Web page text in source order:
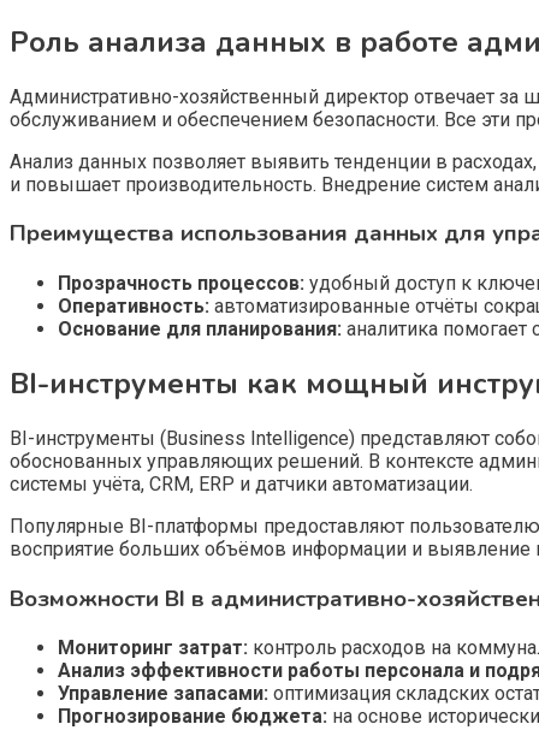
Роль анализа данных в работе
Административно-хозяйственный директор отвечает за
обслуживанием и обеспечением безопасности. Все эти
Анализ данных позволяет выявить тенденции в
и повышает производительность. Внедрение систем
Преимущества использования данных для
Прозрачность процессов: удобный доступ к
Оперативность: автоматизированные отчёты
Основание для планирования: аналитика
BI-инструменты как мощный
BI-инструменты (Business Intelligence) представляют
обоснованных управляющих решений. В контексте
системы учёта, CRM, ERP и датчики автоматизации.
Популярные BI-платформы предоставляют
восприятие больших объёмов информации и
Возможности BI в административно-
Мониторинг затрат: контроль расходов на
Анализ эффективности работы персонала и
Управление запасами: оптимизация складских
Прогнозирование бюджета: на основе